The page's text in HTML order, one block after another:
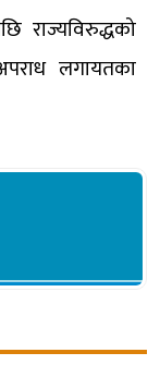
राज्यविरुद्धको
लगायतका